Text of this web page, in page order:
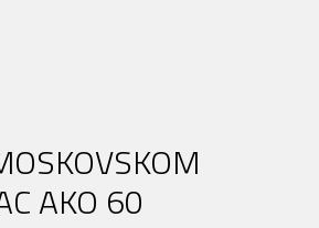
AKO 60